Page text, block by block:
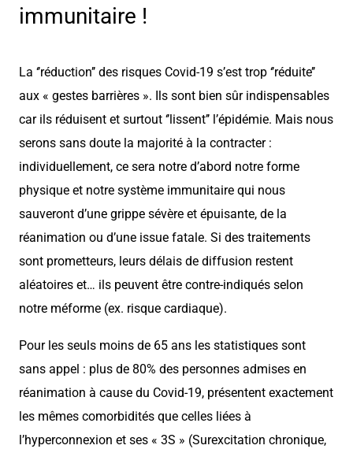
immunitaire !
La ‘’réduction’’ des risques Covid-19 s’est trop ‘’réduite’’
aux « gestes barrières ». Ils sont bien sûr indispensables
car ils réduisent et surtout ‘’lissent’’ l’épidémie. Mais nous
serons sans doute la majorité à la contracter :
individuellement, ce sera notre d’abord notre forme
physique et notre système immunitaire qui nous
sauveront d’une grippe sévère et épuisante, de la
réanimation ou d’une issue fatale. Si des traitements
sont prometteurs, leurs délais de diffusion restent
aléatoires et… ils peuvent être contre-indiqués selon
notre méforme (ex. risque cardiaque).
Pour les seuls moins de 65 ans les statistiques sont
sans appel : plus de 80% des personnes admises en
réanimation à cause du Covid-19, présentent exactement
les mêmes comorbidités que celles liées à
l’hyperconnexion et ses « 3S » (Surexcitation chronique,